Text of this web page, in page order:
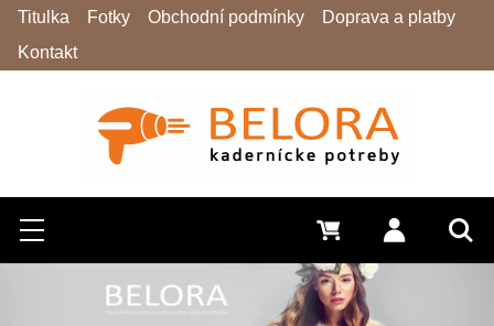
Hledat
Menu Přihlásit
0 Kč
Titulka Fotky Obchodní podmínky
Doprava a platby
Kontakt